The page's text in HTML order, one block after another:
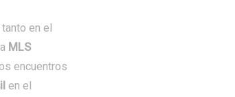
en el
MLS
encuentros
en el